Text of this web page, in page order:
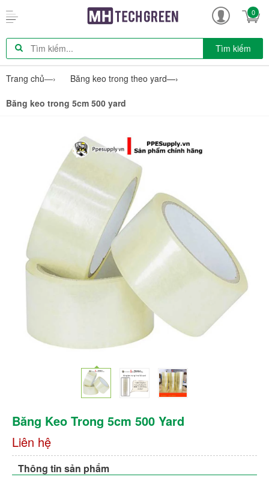
0
Tìm kiếm
Trang chủ—› Băng keo trong theo yard—›
Băng keo trong 5cm 500 yard
Băng Keo Trong 5cm 500 Yard
Liên hệ
Thông tin sản phẩm